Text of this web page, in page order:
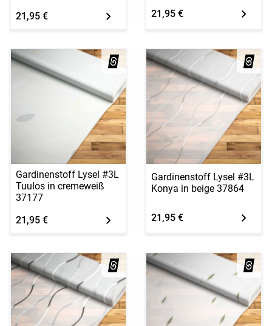
21,95 €
21,95 €
Gardinenstoff Lysel #3L
Tuulos in cremeweiß
37177
21,95 €
Gardinenstoff Lysel #3L
Konya in beige 37864
21,95 €